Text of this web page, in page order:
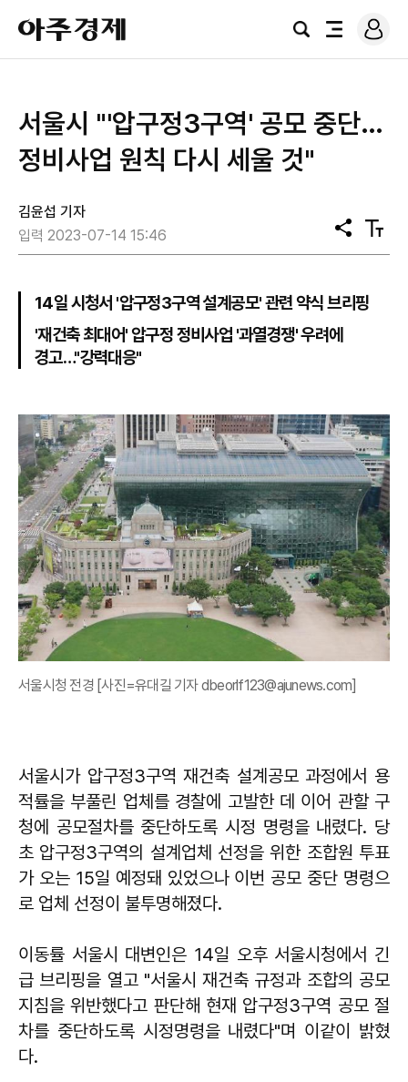
아
주
경
검
전
로
그
서울시 "'압구정3구역' 공모 중단…
정비사업 원칙 다시 세울 것"
김윤섭 기자
입력 2023-07-14 15:46
공
유
텍
스
14일 시청서 '압구정3구역 설계공모' 관련 약식 브리핑
'재건축 최대어' 압구정 정비사업 '과열경쟁' 우려에
경고…"강력대응"
서울시청 전경 [사진=유대길 기자 dbeorlf123@ajunews.com]
서울시가 압구정3구역 재건축 설계공모 과정에서 용
적률을 부풀린 업체를 경찰에 고발한 데 이어 관할 구
청에 공모절차를 중단하도록 시정 명령을 내렸다. 당
초 압구정3구역의 설계업체 선정을 위한 조합원 투표
가 오는 15일 예정돼 있었으나 이번 공모 중단 명령으
로 업체 선정이 불투명해졌다.
이동률 서울시 대변인은 14일 오후 서울시청에서 긴
급 브리핑을 열고 "서울시 재건축 규정과 조합의 공모
지침을 위반했다고 판단해 현재 압구정3구역 공모 절
차를 중단하도록 시정명령을 내렸다"며 이같이 밝혔
다.